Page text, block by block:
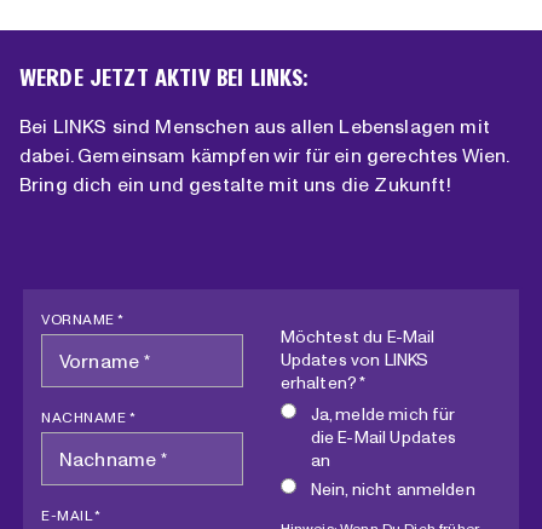
WERDE JETZT AKTIV BEI LINKS:
Bei LINKS sind Menschen aus allen Lebenslagen mit
dabei. Gemeinsam kämpfen wir für ein gerechtes Wien.
Bring dich ein und gestalte mit uns die Zukunft!
VORNAME *
NACHNAME *
E-MAIL *
Möchtest du E-Mail
Updates von LINKS
erhalten? *
Ja, melde mich für
die E-Mail Updates
an
Nein, nicht anmelden